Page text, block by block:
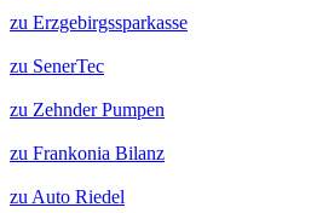
zu Erzgebirgssparkasse
zu SenerTec
zu Zehnder Pumpen
zu Frankonia Bilanz
zu Auto Riedel